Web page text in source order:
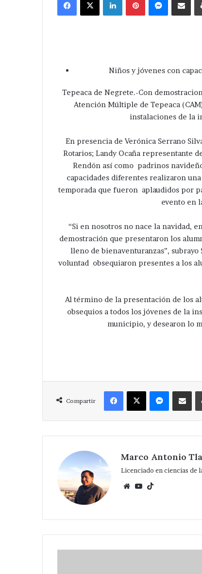
Niños y jóvenes con
Tepeaca de Negrete.-Con
Atención Múltiple de Tepeaca
instalaciones de la
En presencia de Verónica Serrano
Rotarios; Landy Ocaña representante
Rendón así como padrinos
capacidades diferentes realizaron
temporada que fueron aplaudidos por
evento en
“Si en nosotros no nace la navidad,
demostración que presentaron los
lleno de bienaventuranzas”,
voluntad obsequiaron presentes a los
Al término de la presentación de los
obsequios a todos los jóvenes de la
municipio, y desearon lo
Compartir
Facebook
X Messenger
Marco Antonio
Licenciado en ciencias de
WebsiteYouTube